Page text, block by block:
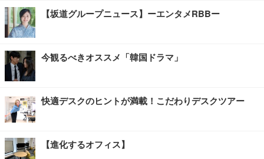
【坂道グループニュース】ーエンタメRBBー
今観るべきオススメ「韓国ドラマ」
快適デスクのヒントが満載！こだわりデスクツアー
【進化するオフィス】